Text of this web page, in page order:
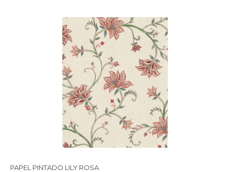
Es un papel pintado de inspiracion floral.
PAPEL PINTADO LILY ROSA